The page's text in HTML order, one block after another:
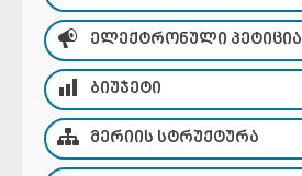
ᲔᲚᲔᲥᲢᲠᲝᲜᲣᲚᲘ ᲞᲔᲢᲘᲪᲘᲐ
ᲑᲘᲣᲯᲔᲢᲘ
ᲛᲔᲠᲘᲘᲡ ᲡᲢᲠᲣᲥᲢᲣᲠᲐ